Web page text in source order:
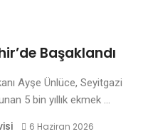
Başaklandı
Ayşe Ünlüce, Seyitgazi
5 bin yıllık ekmek ...
6 Haziran 2026